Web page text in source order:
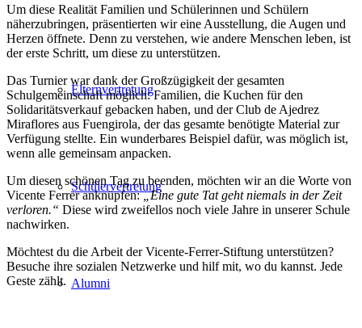
Elternvertretung
Schülervertretung
Alumni
Um diese Realität Familien und Schülerinnen und Schülern
näherzubringen, präsentierten wir eine Ausstellung, die Augen und
Herzen öffnete. Denn zu verstehen, wie andere Menschen leben, ist
der erste Schritt, um diese zu unterstützen.
Das Turnier war dank der Großzügigkeit der gesamten
Schulgemeinschaft möglich: Familien, die Kuchen für den
Solidaritätsverkauf gebacken haben, und der Club de Ajedrez
Miraflores aus Fuengirola, der das gesamte benötigte Material zur
Verfügung stellte. Ein wunderbares Beispiel dafür, was möglich ist,
wenn alle gemeinsam anpacken.
Um diesen schönen Tag zu beenden, möchten wir an die Worte von
Vicente Ferrer anknüpfen:„Eine gute Tat geht niemals in der Zeit
verloren.“ Diese wird zweifellos noch viele Jahre in unserer Schule
nachwirken.
Möchtest du die Arbeit der Vicente-Ferrer-Stiftung unterstützen?
Besuche ihre sozialen Netzwerke und hilf mit, wo du kannst. Jede
Geste zählt.